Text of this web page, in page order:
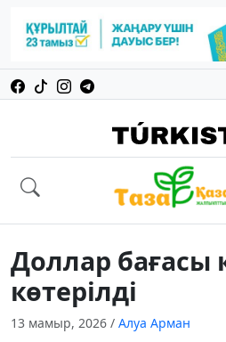
Доллар бағасы
көтерілді
13 мамыр, 2026 / Алуа Арман